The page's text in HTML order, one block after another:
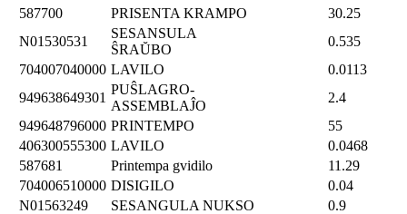
587700
PRISENTA KRAMPO
30.25
N01530531
SESANSULA
ŜRAŬBO
0.535
704007040000 LAVILO
0.0113
949638649301
PUŜLAGRO-
ASSEMBLAĴO
2.4
949648796000 PRINTEMPO
55
406300555300 LAVILO
0.0468
587681
Printempa gvidilo
11.29
704006510000 DISIGILO
0.04
N01563249
SESANGULA NUKSO
0.9